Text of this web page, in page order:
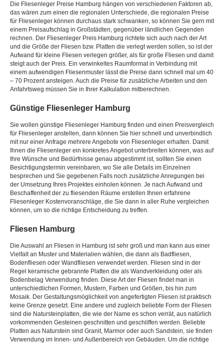
Die Fliesenleger Preise Hamburg hängen von verschiedenen Faktoren ab,
das wären zum einen die regionalen Unterschiede, die regionalen Preise
für Fliesenleger können durchaus stark schwanken, so können Sie gern mit
einem Preisaufschlag in Großstädten, gegenüber ländlichen Gegenden
rechnen. Der Fliesenleger Preis Hamburg richtete sich auch nach der Art
und die Größe der Fliesen bzw. Platten die verlegt werden sollen, so ist der
Aufwand für kleine Fliesen verlegen größer, als für große Fliesen und damit
steigt auch der Preis. Ein verwinkeltes Raumformat in Verbindung mit
einem aufwendigen Fliesenmuster lässt die Preise dann schnell mal um 40
– 70 Prozent ansteigen. Auch die Preise für zusätzliche Arbeiten und den
Anfahrtsweg müssen Sie in Ihrer Kalkulation mitberechnen.
Günstige Fliesenleger Hamburg
Sie wollen günstige Fliesenleger Hamburg finden und einen Preisvergleich
für Fliesenleger anstellen, dann können Sie hier schnell und unverbindlich
mit nur einer Anfrage mehrere Angebote von Fliesenleger erhalten. Damit
Ihnen die Fliesenleger ein konkretes Angebot unterbreiten können, was auf
Ihre Wünsche und Bedürfnisse genau abgestimmt ist, sollten Sie einen
Besichtigungstermin vereinbaren, wo Sie alle Details im Einzelnen
besprechen und Sie gegebenen Falls noch zusätzliche Anregungen bei
der Umsetzung Ihres Projektes einholen können. Je nach Aufwand und
Beschaffenheit der zu fliesenden Räume erstellen Ihnen erfahrene
Fliesenleger Kostenvoranschläge, die Sie dann in aller Ruhe vergleichen
können, um so die richtige Entscheidung zu treffen.
Fliesen Hamburg
Die Auswahl an Fliesen in Hamburg ist sehr groß und man kann aus einer
Vielfalt an Muster und Materialien wählen, die dann als Badfliesen,
Bodenfliesen oder Wandfliesen verwendet werden. Fliesen sind in der
Regel keramische gebrannte Platten die als Wandverkleidung oder als
Bodenbelag Verwendung finden. Diese Art der Fliesen findet man in
unterschiedlichen Formen, Mustern, Farben und Größen, bis hin zum
Mosaik. Der Gestaltungsmöglichkeit von angefertigten Fliesen ist praktisch
keine Grenze gesetzt. Eine andere und zugleich beliebte Form der Fliesen
sind die Natursteinplatten, die wie der Name es schon verrät, aus natürlich
vorkommenden Gesteinen geschnitten und geschliffen werden. Beliebte
Platten aus Naturstein sind Granit, Marmor oder auch Sandstein, sie finden
Verwendung im Innen- und Außenbereich von Gebäuden. Um die richtige